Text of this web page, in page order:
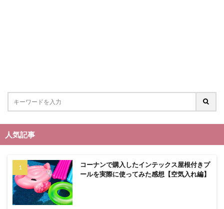
人気記事
コーナンで購入したインテックス屋根付きプ
ールを実際に使ってみた感想【空気入れ編】